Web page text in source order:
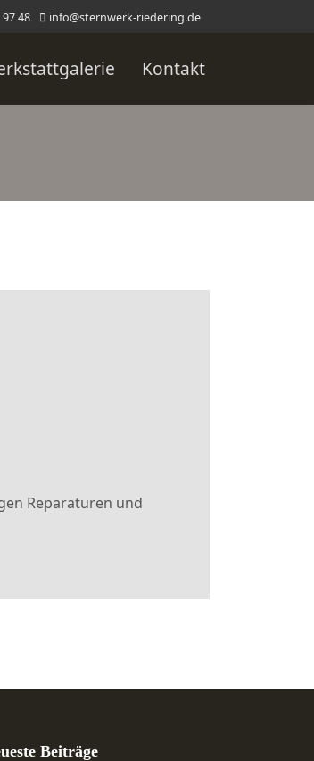
48 info@sternwerk-riedering.de
Kontakt
Reparaturen und
Beiträge